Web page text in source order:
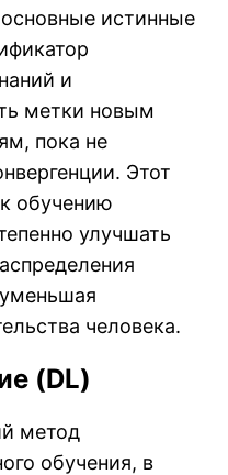
истинные
и
метки новым
пока не
Этот
обучению
улучшать
человека.
(DL)
метод
обучения, в